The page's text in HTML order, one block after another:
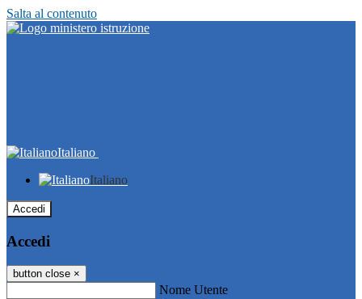
Salta al contenuto
Italiano
Italiano
Accedi
Accedi
button close ×
Nome Utente